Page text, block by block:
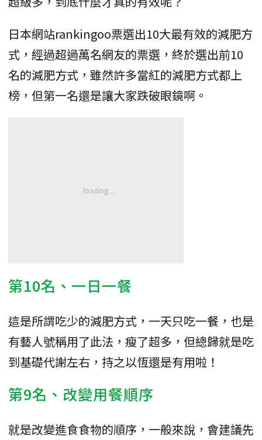
日本網站rankingoo票選出10大最有效的減肥方
式，經過超過萬名網友的票選，終於選出前10
名的減肥方式，雖然許多當紅的減肥方式都上
榜，但第一名還是讓大家跌破眼鏡啊。
第10名、一日一餐
這是所謂吃少的減肥方式，一天只吃一餐，也是
有藝人號稱用了此法，瘦了超多，但總歸就是吃
到基礎代謝左右，持之以恆還是有用啦！
第9名、改變用餐順序
就是改變進食食物的順序，一般來說，會建議先